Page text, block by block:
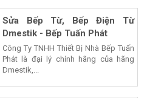
Sửa Bếp Từ, Bếp Điện Từ
Dmestik - Bếp Tuấn Phát
Công Ty TNHH Thiết Bị Nhà Bếp Tuấn
Phát là đại lý chính hãng của hãng
Dmestik,...